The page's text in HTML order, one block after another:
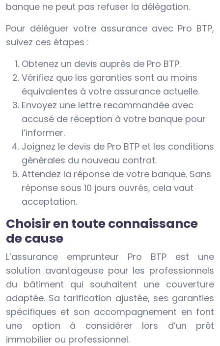
banque ne peut pas refuser la délégation.
Pour déléguer votre assurance avec Pro BTP,
suivez ces étapes :
Obtenez un devis auprès de Pro BTP.
Vérifiez que les garanties sont au moins
équivalentes à votre assurance actuelle.
Envoyez une lettre recommandée avec
accusé de réception à votre banque pour
l’informer.
Joignez le devis de Pro BTP et les conditions
générales du nouveau contrat.
Attendez la réponse de votre banque. Sans
réponse sous 10 jours ouvrés, cela vaut
acceptation.
Choisir en toute connaissance
de cause
L’assurance emprunteur Pro BTP est une
solution avantageuse pour les professionnels
du bâtiment qui souhaitent une couverture
adaptée. Sa tarification ajustée, ses garanties
spécifiques et son accompagnement en font
une option à considérer lors d’un prêt
immobilier ou professionnel.